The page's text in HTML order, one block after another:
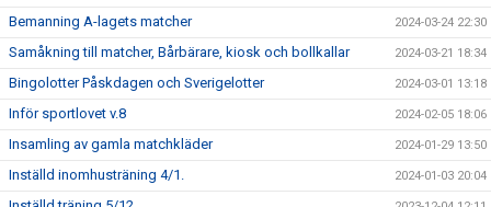
Bemanning A-lagets matcher 2024-03-24 22:30
Samåkning till matcher, Bårbärare, kiosk och bollkallar 2024-03-21 18:34
Bingolotter Påskdagen och Sverigelotter 2024-03-01 13:18
Inför sportlovet v.8 2024-02-05 18:06
Insamling av gamla matchkläder 2024-01-29 13:50
Inställd inomhusträning 4/1. 2024-01-03 20:04